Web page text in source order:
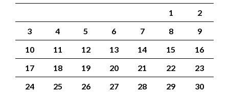
1
2
3
4 5 6 7 8
9
10
11 12 13 14 15
16
17
18 19 20 21 22
23
24
25 26 27 28 29
30